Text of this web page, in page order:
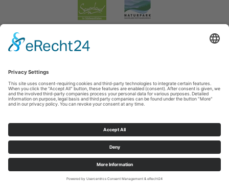
Impressum|Datenschutzerklärung|Barrierefreiheitserklärung|Contact
E: info@lennestadt-kirchhundem.de
Cookie-Einstellungen